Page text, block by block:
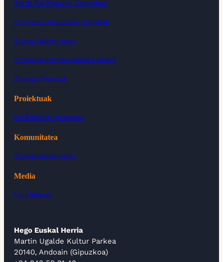
Zer da Bai Euskarari Ziurtagiria?
Ziurtagiria eskuratzeko irizpideak
Ziurtagiridunen mapa
Ziurtagiria lortzeko hamaika arrazoi
Ziurtagiri bereziak
Proiektuak
Bai Euskarari proiektuak
Komunitatea
Ziurtagiridunen mapa
Media
Gure bideoak
Hego Euskal Herria
Martin Ugalde Kultur Parkea
20140, Andoain (Gipuzkoa)